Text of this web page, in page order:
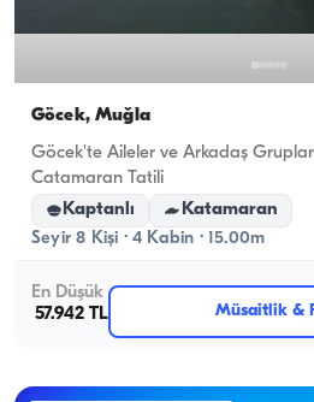
Göcek, Muğla
Göcek'te Aileler ve Arkadaş
Catamaran Tatili
Kaptanlı
Katamaran
Seyir 8 Kişi · 4 Kabin · 15.00m
En Düşük
57.942 TL
Müsaitlik &